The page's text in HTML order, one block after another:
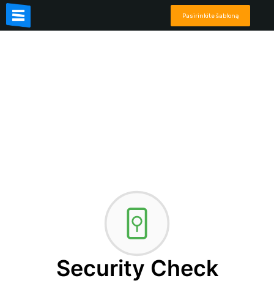
Pasirinkite šabloną